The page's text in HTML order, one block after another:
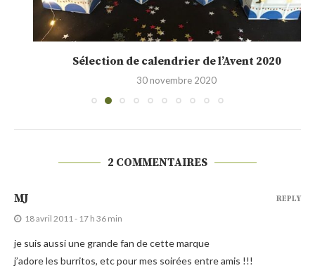
Sélection de calendrier de l’Avent 2020
30 novembre 2020
2 COMMENTAIRES
MJ
18 avril 2011 - 17 h 36 min
je suis aussi une grande fan de cette marque
j’adore les burritos, etc pour mes soirées entre amis !!!
REPLY